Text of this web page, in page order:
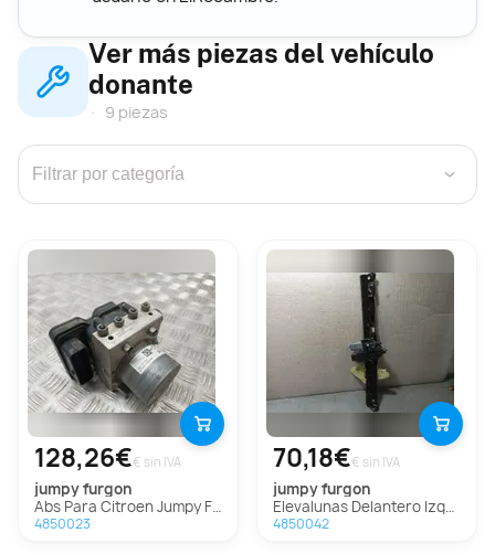
Ver más piezas del vehículo
donante
9 piezas
›
128,26€€ sin IVA
jumpy furgon
Abs Para Citroen Jumpy Fugón
4850023
70,18€€ sin IVA
jumpy furgon
Elevalunas Delantero Izquierdo Para Citroen Jumpy Fugón
4850042